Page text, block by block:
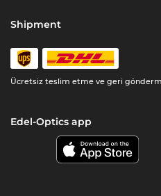
Shipment
Ücretsiz teslim etme ve geri
Edel-Optics app